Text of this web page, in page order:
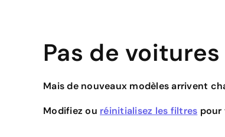
Pas de
Mais de nouveaux modèles arrivent
Modifiez ou réinitialisez les filtres pour